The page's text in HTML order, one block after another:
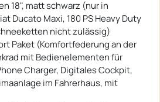
18", matt schwarz (nur in
Ducato Maxi, 180 PS Heavy Duty
nicht zulässig)
Paket (Komfortfederung an der
mit Bedienelementen für
Charger, Digitales Cockpit,
im Fahrerhaus, mit